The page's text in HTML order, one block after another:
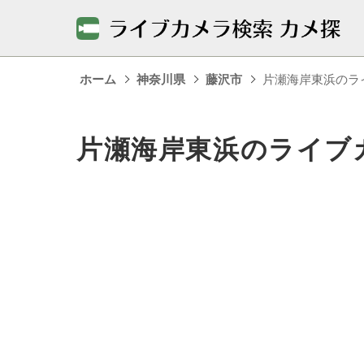
ホーム 神奈川県 藤沢市 片瀬海岸東浜のラ
片瀬海岸東浜のライブ